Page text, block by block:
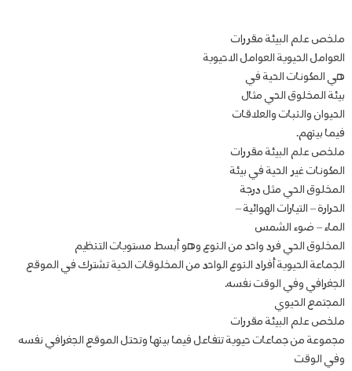
ملخص علم البيئة مقررات
العوامل الحيوية العوامل الاحيوية
هي المكونات الحية في
بيئة المخلوق الحي مثال
الحيوان والنبات والعلاقات
فيما بينهم.
ملخص علم البيئة مقررات
المكونات غير الحية في بيئة
المخلوق الحي مثل درجة
الحرارة – التيارات الهوائية –
الماء – ضوء الشمس
المخلوق الحي فرد واحد من النوع وهو أبسط مستويات التنظيم
الجماعة الحيوية أفراد النوع الواحد من المخلوقات الحية تشترك في الموقع
الجغرافي وفي الوقت نفسه.
المجتمع الحيوي
ملخص علم البيئة مقررات
مجموعة من جماعات حيوية تتفاعل فيما بينها وتحتل الموقع الجغرافي نفسه
وفي الوقت